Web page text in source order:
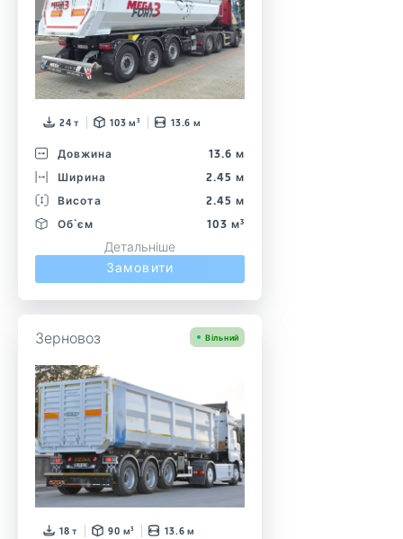
24 т 103 м³ 13.6 м
Довжина
13.6 м
Ширина
2.45 м
Висота
2.45 м
Об`єм
103 м³
Детальніше
Замовити
Зерновоз Вільний
18 т 90 м³ 13.6 м